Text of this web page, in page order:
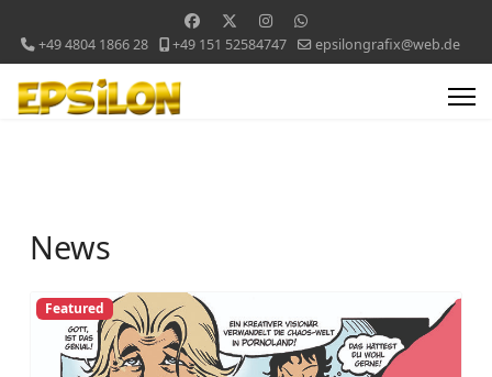
+49 4804 1866 28 +49 151 52584747 epsilongrafix@web.de
News
Featured